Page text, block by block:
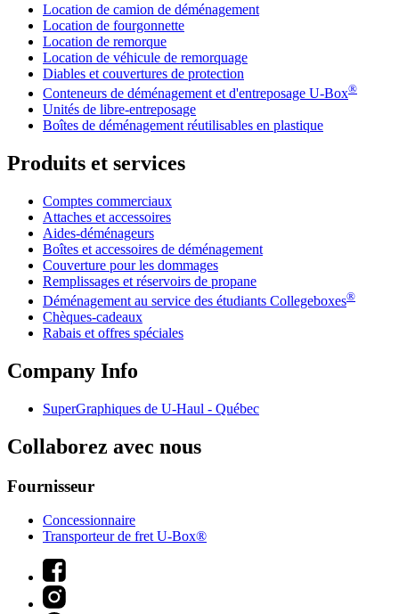
Location de camion de déménagement
Location de fourgonnette
Location de remorque
Location de véhicule de remorquage
Diables et couvertures de protection
Conteneurs de déménagement et d'entreposage U-Box®
Unités de libre-entreposage
Boîtes de déménagement réutilisables en plastique
Produits et services
Comptes commerciaux
Attaches et accessoires
Aides-déménageurs
Boîtes et accessoires de déménagement
Couverture pour les dommages
Remplissages et réservoirs de propane
Déménagement au service des étudiants Collegeboxes®
Chèques-cadeaux
Rabais et offres spéciales
Company Info
SuperGraphiques de U-Haul - Québec
Collaborez avec nous
Fournisseur
Concessionnaire
Transporteur de fret U-Box®